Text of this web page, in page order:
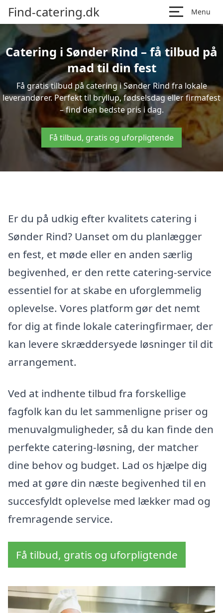
Find-catering.dk Menu
Catering i Sønder Rind – få tilbud på
mad til din fest
Få gratis tilbud på catering i Sønder Rind fra lokale
leverandører. Perfekt til bryllup, fødselsdag eller firmafest
– find den bedste pris i dag.
Få tilbud, gratis og uforpligtende
Er du på udkig efter kvalitets catering i
Sønder Rind? Uanset om du planlægger
en fest, et møde eller en anden særlig
begivenhed, er den rette catering-service
essentiel for at skabe en uforglemmelig
oplevelse. Vores platform gør det nemt
for dig at finde lokale cateringfirmaer, der
kan levere skræddersyede løsninger til dit
arrangement.
Ved at indhente tilbud fra forskellige
fagfolk kan du let sammenligne priser og
menuvalgmuligheder, så du kan finde den
perfekte catering-løsning, der matcher
dine behov og budget. Lad os hjælpe dig
med at gøre din næste begivenhed til en
succesfyldt oplevelse med lækker mad og
fremragende service.
Få tilbud, gratis og uforpligtende